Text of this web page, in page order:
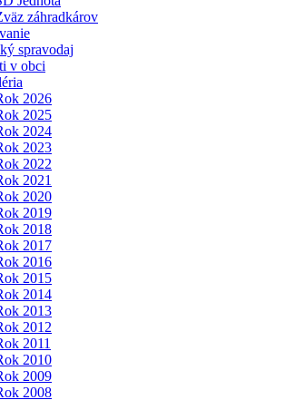
záhradkárov
spravodaj
v obci
2026
2025
2024
2023
2022
2021
2020
2019
2018
2017
2016
2015
2014
2013
2012
2011
2010
2009
2008